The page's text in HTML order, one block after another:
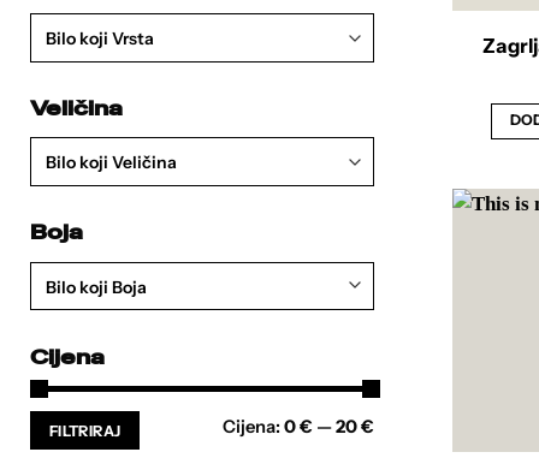
Bilo koji Vrsta
Veličina
Bilo koji Veličina
Boja
Bilo koji Boja
Cijena
Min
cijena
Maks
cijena
FILTRIRAJ Cijena: 0 € —20 €